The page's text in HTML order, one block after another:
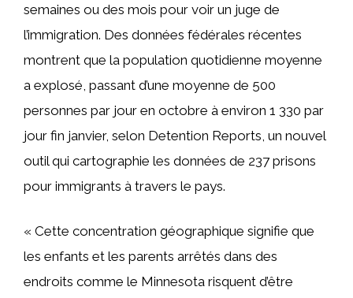
semaines ou des mois pour voir un juge de
l’immigration. Des données fédérales récentes
montrent que la population quotidienne moyenne
a explosé, passant d’une moyenne de 500
personnes par jour en octobre à environ 1 330 par
jour fin janvier, selon Detention Reports, un nouvel
outil qui cartographie les données de 237 prisons
pour immigrants à travers le pays.
« Cette concentration géographique signifie que
les enfants et les parents arrêtés dans des
endroits comme le Minnesota risquent d’être